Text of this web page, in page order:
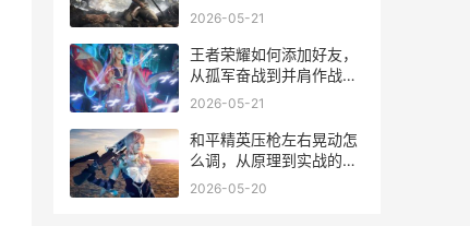
标题，资深玩家的深度策
2026-05-21
王者荣耀如何添加好友，
从孤军奋战到并肩作战的
副标题
2026-05-21
和平精英压枪左右晃动怎
么调，从原理到实战的精
细掌控
2026-05-20